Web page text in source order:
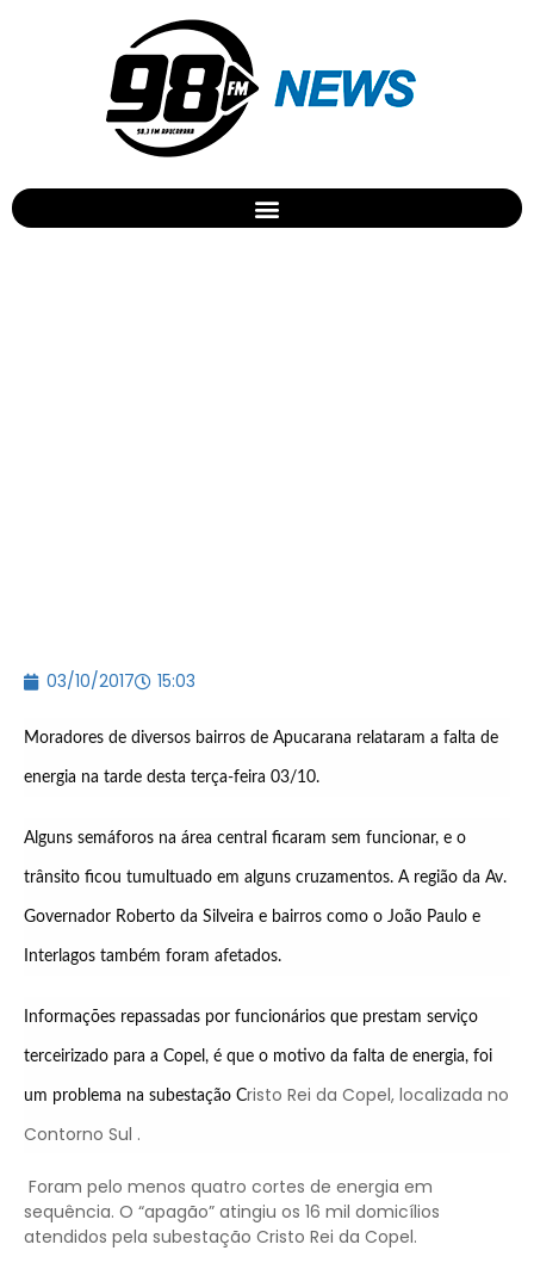
03/10/2017 15:03
Moradores de diversos bairros de Apucarana relataram a falta de
energia na tarde desta terça-feira 03/10.
Alguns semáforos na área central ficaram sem funcionar, e o
trânsito ficou tumultuado em alguns cruzamentos. A região da Av.
Governador Roberto da Silveira e bairros como o João Paulo e
Interlagos também foram afetados.
Informações repassadas por funcionários que prestam serviço
terceirizado para a Copel, é que o motivo da falta de energia, foi
um problema na subestação Cristo Rei da Copel, localizada no
Contorno Sul .
Foram pelo menos quatro cortes de energia em
sequência. O “apagão” atingiu os 16 mil domicílios
atendidos pela subestação Cristo Rei da Copel.